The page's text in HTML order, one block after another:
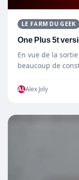
LE FARM DU GEEK
One Plus 5t
En vue de la
beaucoup de
ALAlex Joly